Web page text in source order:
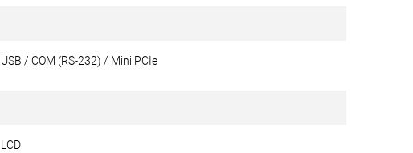
USB / COM (RS-232) / Mini PCIe
LCD